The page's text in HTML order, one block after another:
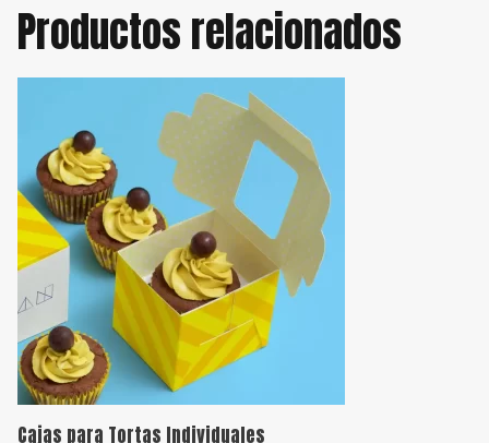
Productos relacionados
Cajas para Tortas Individuales